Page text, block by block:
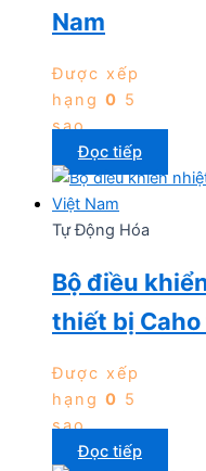
Nam
Được xếp
hạng 0 5
sao
Đọc tiếp
Tự Động Hóa
Bộ điều
thiết bị
Được xếp
hạng 0 5
sao
Đọc tiếp